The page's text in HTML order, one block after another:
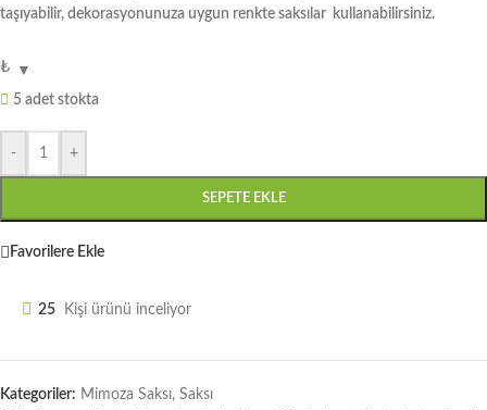
taşıyabilir, dekorasyonunuza uygun renkte saksılar kullanabilirsiniz.
₺
5 adet stokta
- +
SEPETE EKLE
Favorilere Ekle
25 Kişi ürünü inceliyor
Kategoriler: Mimoza Saksı, Saksı